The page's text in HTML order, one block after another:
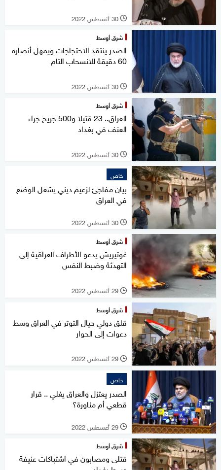
l 30 أغسطس 2022
شرق أوسط
الصدر ينتقد الاحتجاجات ويمهل أنصاره
60 دقيقة للانسحاب التام
l 30 أغسطس 2022
شرق أوسط
العراق.. 23 قتيلا و500 جريح جراء
العنف في بغداد
l 30 أغسطس 2022
خاص
بيان مفاجئ لزعيم ديني يشعل الوضع
في العراق
l 30 أغسطس 2022
شرق أوسط
غوتيريش يدعو الأطراف العراقية إلى
التهدئة وضبط النفس
l 29 أغسطس 2022
شرق أوسط
قلق دولي حيال التوتر في العراق وسط
دعوات إلى الحوار
l 29 أغسطس 2022
خاص
الصدر يعتزل والعراق يغلي .. قرار
قطعي أم مناورة؟
l 29 أغسطس 2022
شرق أوسط
قتلى ومصابون في اشتباكات عنيفة